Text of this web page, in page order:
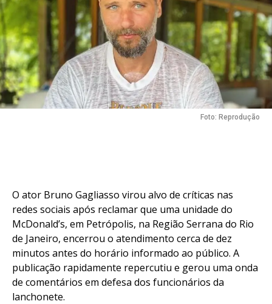
Foto: Reprodução
O ator Bruno Gagliasso virou alvo de críticas nas
redes sociais após reclamar que uma unidade do
McDonald’s, em Petrópolis, na Região Serrana do Rio
de Janeiro, encerrou o atendimento cerca de dez
minutos antes do horário informado ao público. A
publicação rapidamente repercutiu e gerou uma onda
de comentários em defesa dos funcionários da
lanchonete.